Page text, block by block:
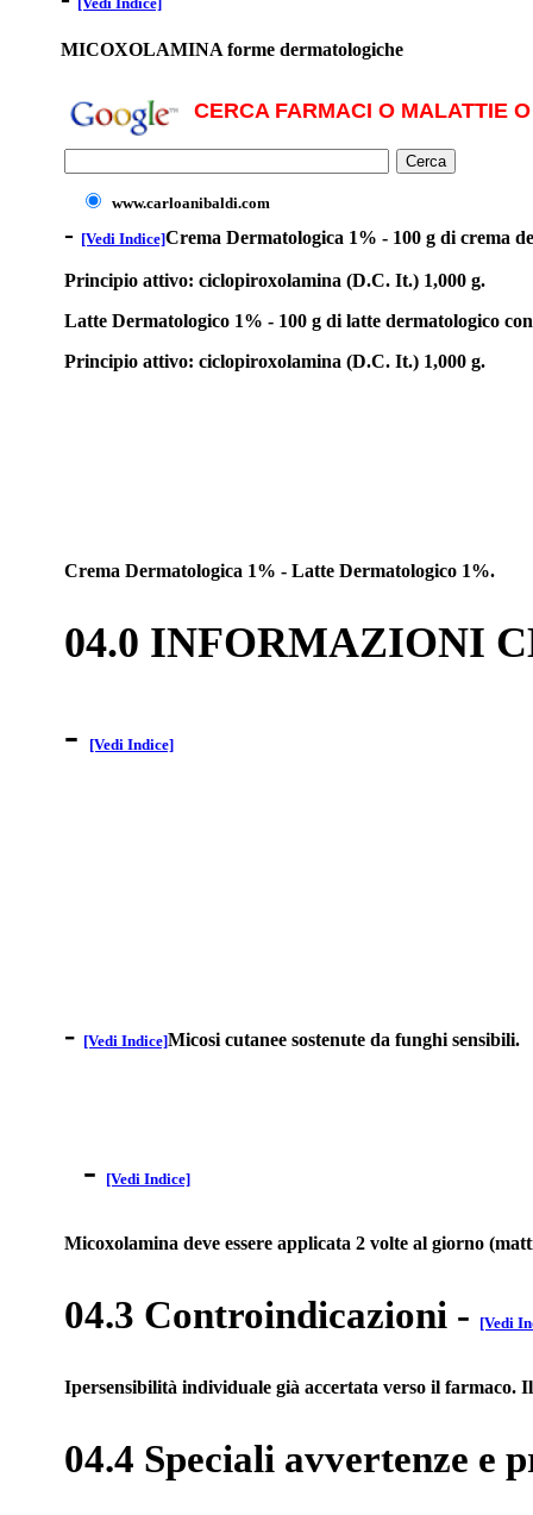
MICOXOLAMINA forme dermatologiche
CERCA FARMACI O MALATTIE
www.carloanibaldi.com
- [Vedi Indice]Crema Dermatologica 1% - 100 g di crema
Principio attivo: ciclopiroxolamina (D.C. It.) 1,000 g.
Latte Dermatologico 1% - 100 g di latte dermatologico
Principio attivo: ciclopiroxolamina (D.C. It.) 1,000 g.
Crema Dermatologica 1% - Latte Dermatologico 1%.
04.0 INFORMAZIONI
-
[Vedi Indice]
- [Vedi Indice]Micosi cutanee sostenute da funghi sensibili.
- [Vedi Indice]
Micoxolamina deve essere applicata 2 volte al giorno
04.3 Controindicazioni - [Vedi
Ipersensibilità individuale già accertata verso il farmaco.
04.4 Speciali avvertenze e